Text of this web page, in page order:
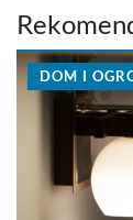
DOM I